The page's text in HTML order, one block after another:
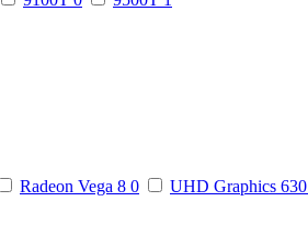
Radeon Vega 8 0
UHD Graphics